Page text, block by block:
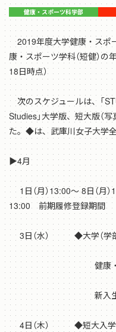
2019年度大学健康・スポー
康・スポーツ学科（短健）の
18日時点）
次のスケジュールは、「
Studies」大学版、短大版（
た。◆は、武庫川女子大学
▶4月
1日（月）13:00～ 8日（月）
13:00 前期履修登録期間
3日（水） ◆大学（学部
健康・スポーツ
新入生オリエン
4日（木） ◆短大入学